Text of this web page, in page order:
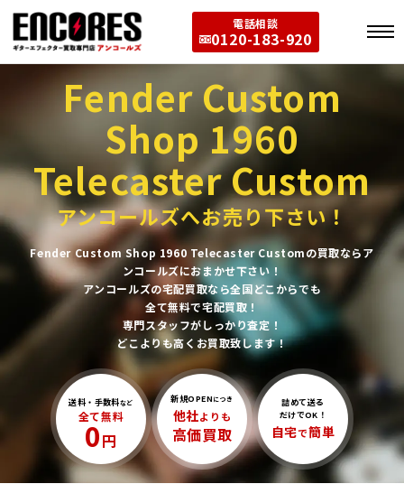
電話相談
0120-183-920
Fender Custom
Shop 1960
Telecaster Custom
アンコールズへお売り下さい！
Fender Custom Shop 1960 Telecaster Customの買取ならア
ンコールズにおまかせ下さい！
アンコールズの宅配買取なら全国どこからでも
全て無料で宅配買取！
専門スタッフがしっかり査定！
どこよりも高くお買取致します！
送料・手数料など
全て無料
0円
新規OPEN につき
他社よりも
高価買取
詰めて送る
だけでOK！
自宅で簡単